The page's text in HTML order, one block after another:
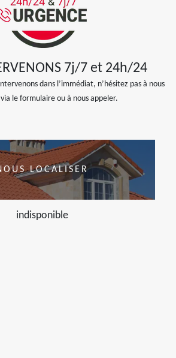
7j/7 et 24h/24
dans l’immédiat, n’hésitez pas à nous
le formulaire ou à nous appeler.
LOCALISER
indisponible